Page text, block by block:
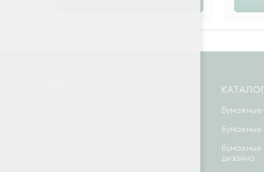
КАТАЛОГ
Бумажные
Бумажные
Бумажные
дизайна